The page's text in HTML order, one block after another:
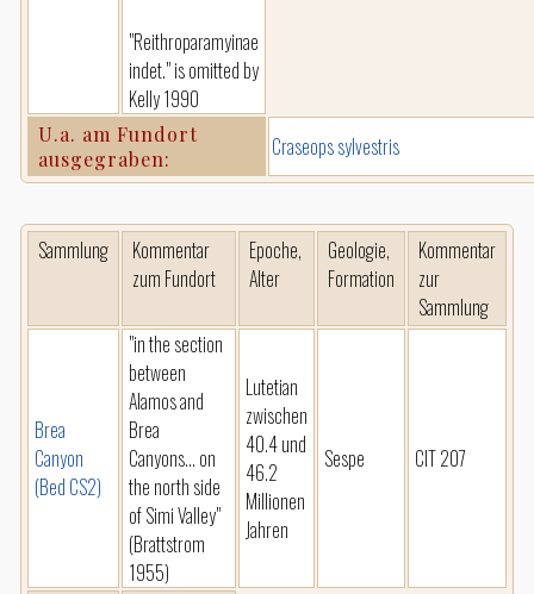
"Reithroparamyinae
indet." is omitted by
Kelly 1990
U.a. am Fundort
ausgegraben:
Craseops sylvestris
Sammlung
Kommentar
zum Fundort
Epoche,
Alter
Geologie,
Formation
Kommentar
zur
Sammlung
Brea
Canyon
(Bed CS2)
"in the section
between
Alamos and
Brea
Canyons... on
the north side
of Simi Valley"
(Brattstrom
1955)
Lutetian
zwischen
40.4 und
46.2
Millionen
Jahren
Sespe CIT 207